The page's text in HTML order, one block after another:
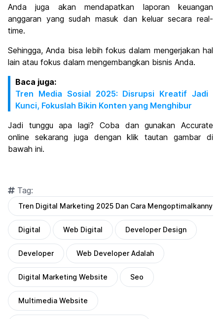
Anda juga akan mendapatkan laporan keuangan
anggaran yang sudah masuk dan keluar secara real-
time.
Sehingga, Anda bisa lebih fokus dalam mengerjakan hal
lain atau fokus dalam mengembangkan bisnis Anda.
Baca juga:
Tren Media Sosial 2025: Disrupsi Kreatif Jadi
Kunci, Fokuslah Bikin Konten yang Menghibur
Jadi tunggu apa lagi? Coba dan gunakan Accurate
online sekarang juga dengan klik tautan gambar di
bawah ini.
Tag:
Tren Digital Marketing 2025 Dan Cara Mengoptimalkannya
Digital Web Digital Developer Design
Developer Web Developer Adalah
Digital Marketing Website Seo
Multimedia Website